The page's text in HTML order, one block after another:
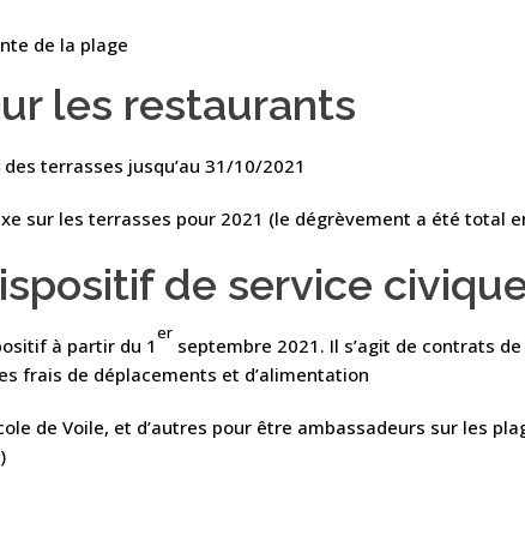
de la plage
les restaurants
terrasses jusqu’au 31/10/2021
sur les terrasses pour 2021 (le dégrèvement a été total
de service
à partir du 1
er
septembre 2021. Il s’agit de contrats
frais de déplacements et d’alimentation
de Voile, et d’autres pour être ambassadeurs sur les